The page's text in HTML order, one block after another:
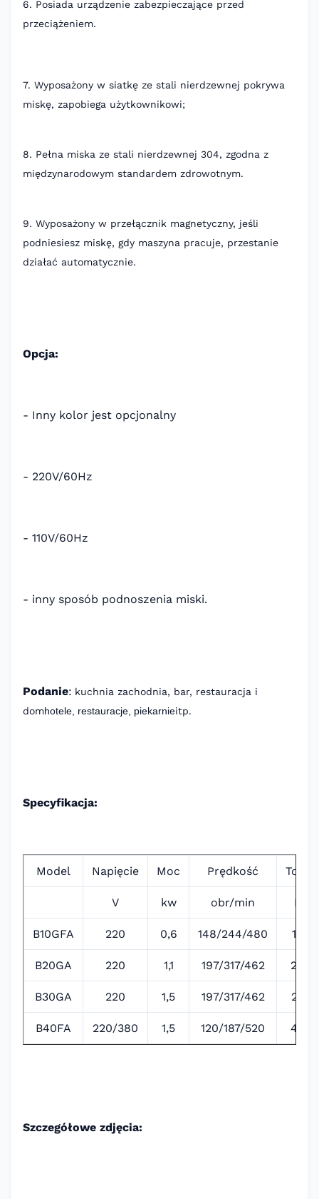
6. Posiada urządzenie zabezpieczające przed
przeciążeniem.
7. Wyposażony w siatkę ze stali nierdzewnej pokrywa
miskę, zapobiega użytkownikowi;
8. Pełna miska ze stali nierdzewnej 304, zgodna z
międzynarodowym standardem zdrowotnym.
9. Wyposażony w przełącznik magnetyczny, jeśli
podniesiesz miskę, gdy maszyna pracuje, przestanie
działać automatycznie.
Opcja:
- Inny kolor jest opcjonalny
- 220V/60Hz
- 110V/60Hz
- inny sposób podnoszenia miski.
Podanie: kuchnia zachodnia, bar, restauracja i
domhotele, restauracje, piekarnieitp.
Specyfikacja:
Model Napięcie Moc Prędkość Tom
V kw obr/min L
B10GFA 220 0,6 148/244/480 10
B20GA 220 1,1 197/317/462 20
B30GA 220 1,5 197/317/462 25
B40FA 220/380 1,5 120/187/520 40
Szczegółowe zdjęcia: